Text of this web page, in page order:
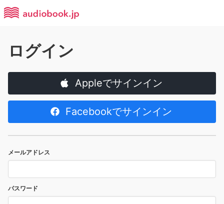
ログイン
Appleでサインイン
Facebookでサインイン
メールアドレス
パスワード